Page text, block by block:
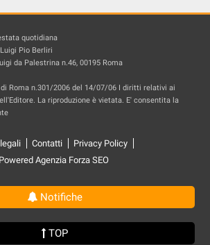
quotidiana
Pio Berliri
da Palestrina n.46, 00195 Roma
Roma n.301/2006 del 14/07/06 I diritti relativi ai
La riproduzione è vietata. E' consentita la
Contatti
Privacy Policy
Powered Agenzia Forza SEO
Notifiche
TOP